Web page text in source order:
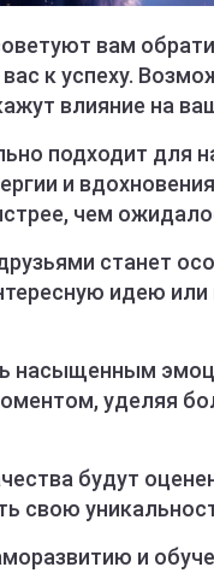
вам
к успеху.
влияние на
подходит для
и
чем
станет
идею или
насыщенным
уделяя
будут
свою
и